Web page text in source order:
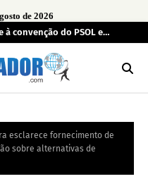
de 2026
convenção do PSOL e
oficialização de vice em
esclarece fornecimento de
sobre alternativas de